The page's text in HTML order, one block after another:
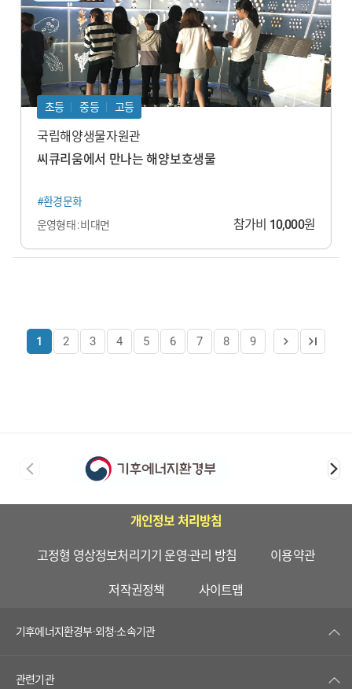
초등 중등 고등
국립해양생물자원관
씨큐리움에서 만나는 해양보호생물
#환경문화
운영형태 : 비대면
참가비 10,000원
1 2 3 4 5 6 7 8 9
개인정보 처리방침
고정형 영상정보처리기기 운영·관리 방침 이용약관
저작권정책 사이트맵
기후에너지환경부·외청·소속기관
관련기관